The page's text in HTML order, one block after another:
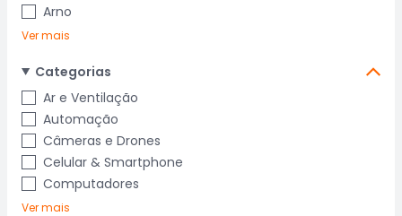
Arno
Ver mais
Categorias
Ar e Ventilação
Automação
Câmeras e Drones
Celular & Smartphone
Computadores
Ver mais